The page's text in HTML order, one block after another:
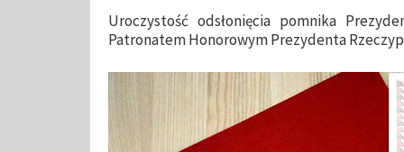
Uroczystość odsłonięcia pomnika
Patronatem Honorowym Prezydenta